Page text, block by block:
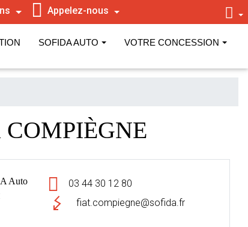
Appelez-nous
SOFIDA AUTO VOTRE CONCESSION
COMPIÈGNE
Auto
03 44 30 12 80
fiat.compiegne@sofida.fr